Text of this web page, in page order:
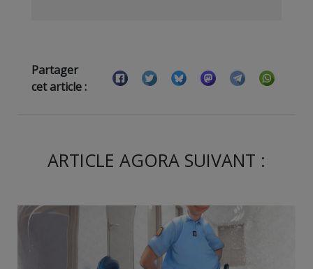
Partager
cet article :
ARTICLE AGORA SUIVANT :